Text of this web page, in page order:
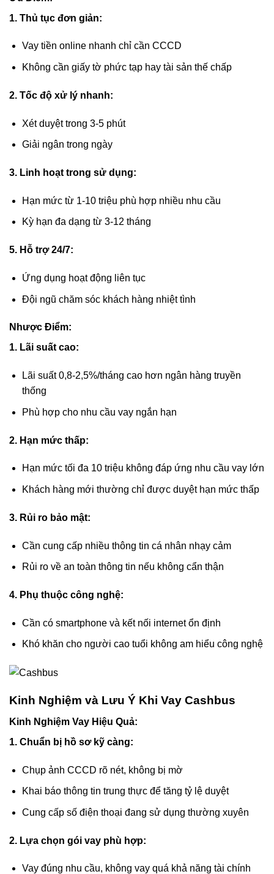
1. Thủ tục đơn giản:
Vay tiền online nhanh chỉ cần CCCD
Không cần giấy tờ phức tạp hay tài sản thế chấp
2. Tốc độ xử lý nhanh:
Xét duyệt trong 3-5 phút
Giải ngân trong ngày
3. Linh hoạt trong sử dụng:
Hạn mức từ 1-10 triệu phù hợp nhiều nhu cầu
Kỳ hạn đa dạng từ 3-12 tháng
5. Hỗ trợ 24/7:
Ứng dụng hoạt động liên tục
Đội ngũ chăm sóc khách hàng nhiệt tình
Nhược Điểm:
1. Lãi suất cao:
Lãi suất 0,8-2,5%/tháng cao hơn ngân hàng truyền
thống
Phù hợp cho nhu cầu vay ngắn hạn
2. Hạn mức thấp:
Hạn mức tối đa 10 triệu không đáp ứng nhu cầu vay lớn
Khách hàng mới thường chỉ được duyệt hạn mức thấp
3. Rủi ro bảo mật:
Cần cung cấp nhiều thông tin cá nhân nhạy cảm
Rủi ro về an toàn thông tin nếu không cẩn thận
4. Phụ thuộc công nghệ:
Cần có smartphone và kết nối internet ổn định
Khó khăn cho người cao tuổi không am hiểu công nghệ
Kinh Nghiệm và Lưu Ý Khi Vay Cashbus
Kinh Nghiệm Vay Hiệu Quả:
1. Chuẩn bị hồ sơ kỹ càng:
Chụp ảnh CCCD rõ nét, không bị mờ
Khai báo thông tin trung thực để tăng tỷ lệ duyệt
Cung cấp số điện thoại đang sử dụng thường xuyên
2. Lựa chọn gói vay phù hợp:
Vay đúng nhu cầu, không vay quá khả năng tài chính